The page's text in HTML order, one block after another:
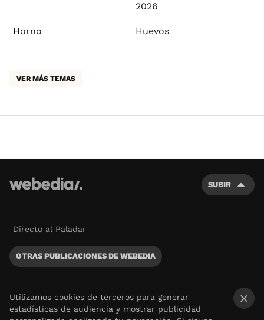
2026
Horno Huevos
VER MÁS TEMAS
SUBIR
Directo al Paladar
OTRAS PUBLICACIONES DE WEBEDIA
Utilizamos cookies de terceros para generar
estadísticas de audiencia y mostrar publicidad